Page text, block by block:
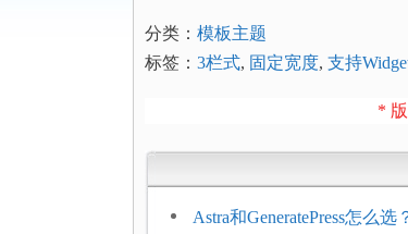
分类： 模板主题
标签： 3栏式, 固定宽度, 支持
*
Astra和GeneratePress怎么选